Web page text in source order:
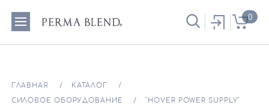
0
ГЛАВНАЯ КАТАЛОГ
СИЛОВОЕ ОБОРУДОВАНИЕ "HOVER POWER SUPPLY"